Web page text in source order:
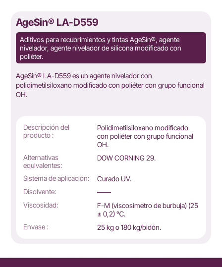
AgeSin® LA-D559
Aditivos para recubrimientos y tintas AgeSin®, agente
nivelador, agente nivelador de silicona modificado con
poliéter.
AgeSin® LA-D559 es un agente nivelador con
polidimetilsiloxano modificado con poliéter con grupo funcional
OH.
Descripción del
producto :
Polidimetilsiloxano modificado
con poliéter con grupo funcional
OH.
Alternativas
equivalentes:
DOW CORNING 29.
Sistema de aplicación:
Curado UV.
Disolvente:
——
Viscosidad:
F-M (viscosímetro de burbuja) (25
± 0,2) ℃.
Envase :
25 kg o 180 kg/bidón.